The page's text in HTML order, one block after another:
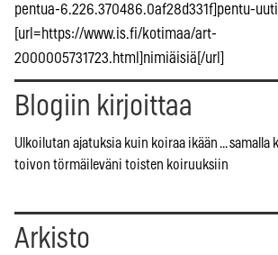
pentua-6.226.370486.0af28d331f]pentu-
[url=https://www.is.fi/kotimaa/art-
2000005731723.html]nimiäisiä[/url]
Blogiin kirjoittaa
Ulkoilutan ajatuksia kuin koiraa ikään ... samalla
toivon törmäileväni toisten koiruuksiin
Arkisto